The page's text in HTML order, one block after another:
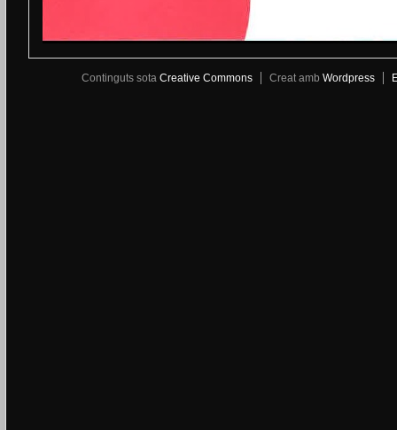
Continguts sota Creative Commons Creat amb Wordpress